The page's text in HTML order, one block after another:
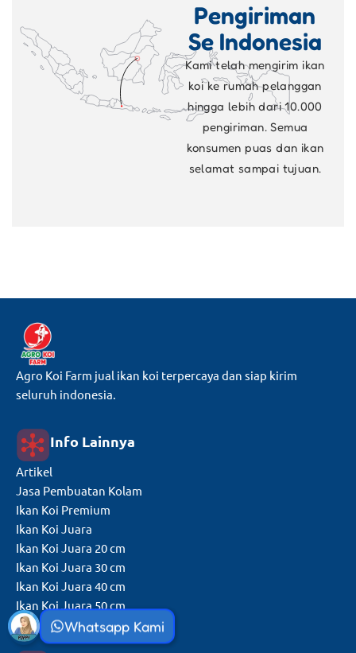
Pengiriman
Se Indonesia
Kami telah mengirim ikan
koi ke rumah pelanggan
hingga lebih dari 10.000
pengiriman. Semua
konsumen puas dan ikan
selamat sampai tujuan.
Agro Koi Farm jual ikan koi terpercaya dan siap kirim
seluruh indonesia.
Info Lainnya
Artikel
Jasa Pembuatan Kolam
Ikan Koi Premium
Ikan Koi Juara
Ikan Koi Juara 20 cm
Ikan Koi Juara 30 cm
Ikan Koi Juara 40 cm
Ikan Koi Juara 50 cm
Ikan Koi Juara 60 cm
Whatsapp Kami